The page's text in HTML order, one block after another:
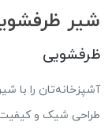
شیر
ظرفشویی
آشپزخانه‌تان را با
طراحی شیک و کیفیت